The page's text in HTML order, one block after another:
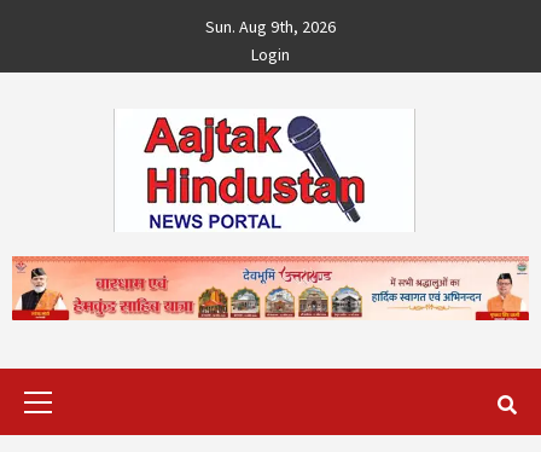
content
Sun. Aug 9th, 2026
Login